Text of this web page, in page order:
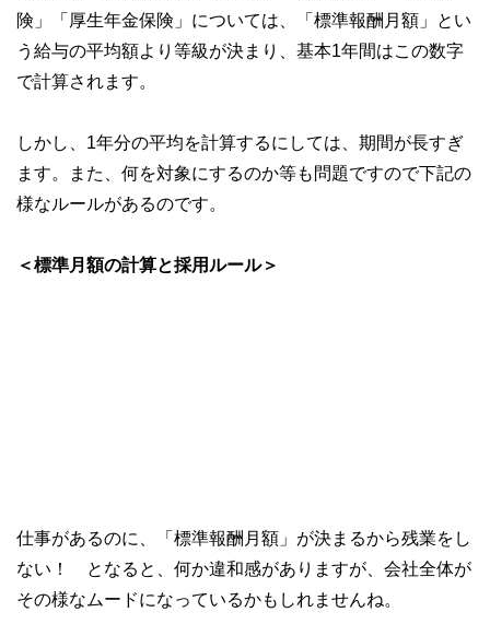
険」「厚生年金保険」については、「標準報酬月額」とい
う給与の平均額より等級が決まり、基本1年間はこの数字
で計算されます。
しかし、1年分の平均を計算するにしては、期間が長すぎ
ます。また、何を対象にするのか等も問題ですので下記の
様なルールがあるのです。
＜標準月額の計算と採用ルール＞
仕事があるのに、「標準報酬月額」が決まるから残業をし
ない！ となると、何か違和感がありますが、会社全体が
その様なムードになっているかもしれませんね。